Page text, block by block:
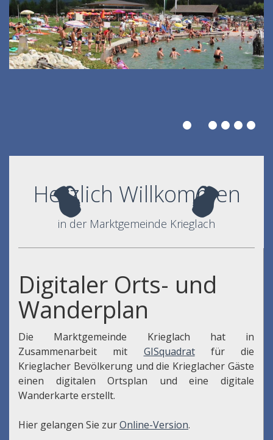
Herzlich Willkommen
in der Marktgemeinde Krieglach
Digitaler Orts- und
Wanderplan
Die Marktgemeinde Krieglach hat in
Zusammenarbeit mit GISquadrat
für die
Krieglacher Bevölkerung und die Krieglacher Gäste
einen digitalen Ortsplan und eine digitale
Wanderkarte erstellt.
Hier gelangen Sie zurOnline-Version.